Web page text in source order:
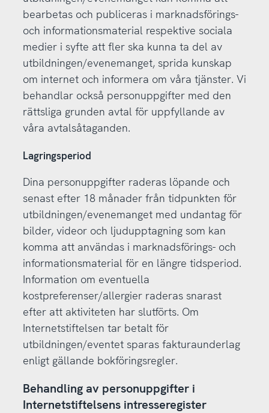
bearbetas och publiceras i marknadsförings-
och informationsmaterial respektive sociala
medier i syfte att fler ska kunna ta del av
utbildningen/evenemanget, sprida kunskap
om internet och informera om våra tjänster. Vi
behandlar också personuppgifter med den
rättsliga grunden avtal för uppfyllande av
våra avtalsåtaganden.
Lagringsperiod
Dina personuppgifter raderas löpande och
senast efter 18 månader från tidpunkten för
utbildningen/evenemanget med undantag för
bilder, videor och ljudupptagning som kan
komma att användas i marknadsförings- och
informationsmaterial för en längre tidsperiod.
Information om eventuella
kostpreferenser/allergier raderas snarast
efter att aktiviteten har slutförts. Om
Internetstiftelsen tar betalt för
utbildningen/eventet sparas fakturaunderlag
enligt gällande bokföringsregler.
Behandling av personuppgifter i
Internetstiftelsens intresseregister